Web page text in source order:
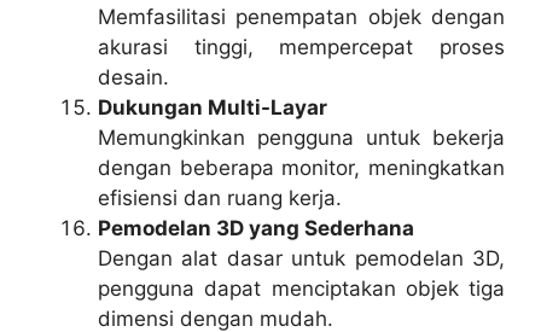
Memfasilitasi penempatan objek dengan
akurasi tinggi, mempercepat proses
desain.
Dukungan Multi-Layar
Memungkinkan pengguna untuk bekerja
dengan beberapa monitor, meningkatkan
efisiensi dan ruang kerja.
Pemodelan 3D yang Sederhana
Dengan alat dasar untuk pemodelan 3D,
pengguna dapat menciptakan objek tiga
dimensi dengan mudah.